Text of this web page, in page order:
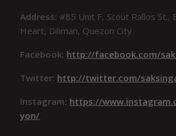
Address:#85 Unit F, Scout Rallos St.,
Heart, Diliman, Quezon City
Facebook: http://facebook.com/
Twitter: http://twitter.com/
Instagram: https://
yon/